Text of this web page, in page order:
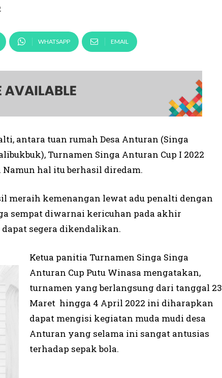
WHATSAPP EMAIL
antara tuan rumah Desa Anturan (Singa
Turnamen Singa Anturan Cup I 2022
hal itu berhasil diredam.
meraih kemenangan lewat adu penalti dengan
sempat diwarnai kericuhan pada akhir
segera dikendalikan.
Ketua panitia Turnamen Singa Singa
Anturan Cup Putu Winasa mengatakan,
turnamen yang berlangsung dari tanggal 23
Maret hingga 4 April 2022 ini diharapkan
dapat mengisi kegiatan muda mudi desa
Anturan yang selama ini sangat antusias
terhadap sepak bola.